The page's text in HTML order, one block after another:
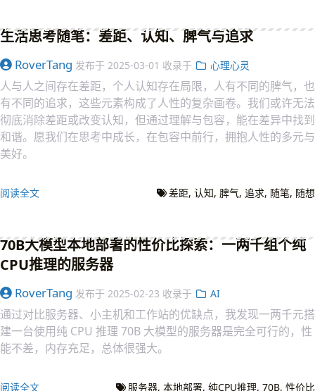
生活思考随笔：差距、认知、脾气与追求
RoverTang 发布于 2025-03-01 收录于 心理心灵
人与人之间存在差距，个人认知存在局限，人有不同的脾气，也
有不同的追求，这些元素构成了人性的复杂画卷。我们或许无法
彻底消除差距或改变认知，但通过理解与包容，能在差异中找到
和谐。愿我们在思考中成长，在包容中前行，拥抱人性的多元与
美好。
阅读全文 差距 认知 脾气 追求 随笔 随想
70B大模型本地部署的性价比探索：一两千组个纯
CPU推理的服务器
RoverTang 发布于 2025-02-23 收录于 AI
通过对比服务器、小主机和工作站的优缺点，我发现一两千元搭
建一台使用纯 CPU 推理 70B 大模型的服务器是完全可行的，性
能不差，内存充足，总体很强大。
阅读全文 服务器 本地部署 纯CPU推理 70B 性价比